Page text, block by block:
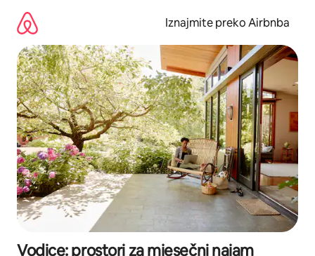
sadržaj
Iznajmite preko Airbnba
Vodice: prostori za mjesečni najam